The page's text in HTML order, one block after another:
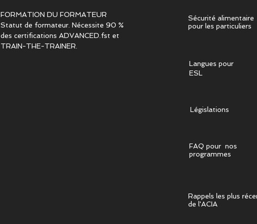
FORMATION DU FORMATEUR
Statut de formateur. Nécessite 90 %
des certifications ADVANCED.fst et
TRAIN-THE-TRAINER.
Sécurité alimentaire
pour les particuliers
Langues pour
ESL
Législations
FAQ pour nos
programmes
Rappels les plus
de l'ACIA